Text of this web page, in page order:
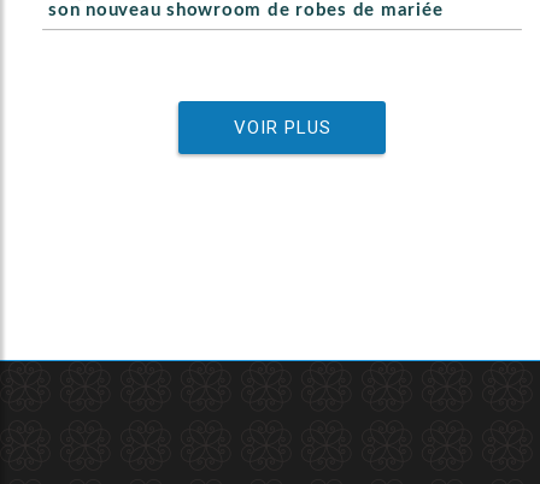
son nouveau showroom de robes de mariée
VOIR PLUS